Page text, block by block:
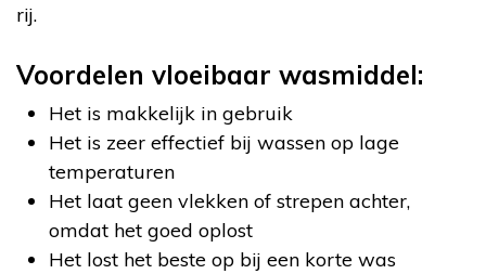
rij.
Voordelen vloeibaar wasmiddel:
Het is makkelijk in gebruik
Het is zeer effectief bij wassen op lage
temperaturen
Het laat geen vlekken of strepen achter,
omdat het goed oplost
Het lost het beste op bij een korte was